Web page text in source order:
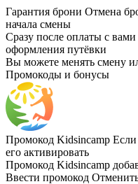
Гарантия брони Отмена
начала смены
Сразу после оплаты с
оформления путёвки
Вы можете менять смену
Промокоды и бонусы
Промокод Kidsincamp Если
его активировать
Промокод Kidsincamp
Ввести промокод